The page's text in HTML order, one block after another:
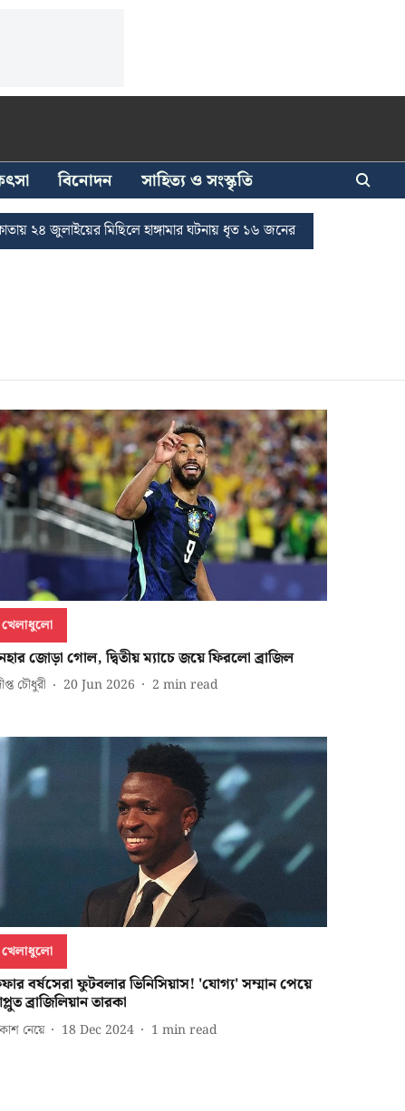
বিনোদন সাহিত্য ও সংস্কৃতি
২৪ জুলাইয়ের মিছিলে হাঙ্গামার ঘটনায় ধৃত ১৬ জনের জামিন
খেলাধুলো
জোড়া গোল, দ্বিতীয় ম্যাচে জয়ে ফিরলো ব্রাজিল
চৌধুরী 20 Jun 2026 2 min read
খেলাধুলো
বর্ষসেরা ফুটবলার ভিনিসিয়াস! 'যোগ্য' সম্মান পেয়ে
ব্রাজিলিয়ান তারকা
নেয়ে 18 Dec 2024 1 min read